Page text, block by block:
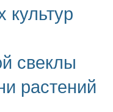
культур
свеклы
растений